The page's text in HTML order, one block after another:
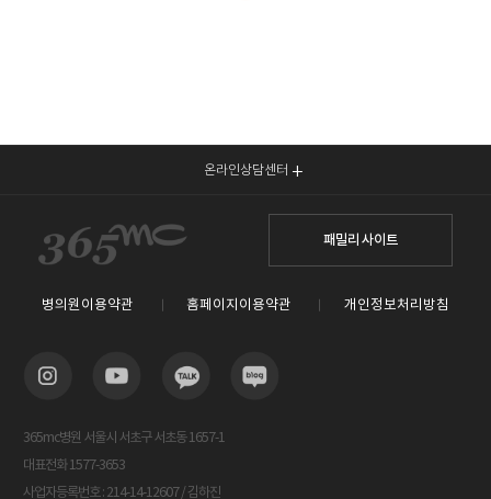
온라인상담센터
패밀리 사이트
병의원이용약관 홈페이지이용약관 개인정보처리방침
365mc병원 서울시 서초구 서초동 1657-1
대표전화 1577-3653
사업자등록번호 : 214-14-12607 / 김하진